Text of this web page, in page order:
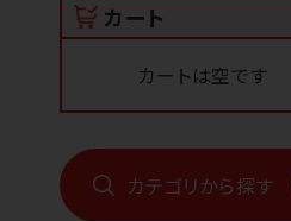
カート
カートは空です
カテゴリから探す